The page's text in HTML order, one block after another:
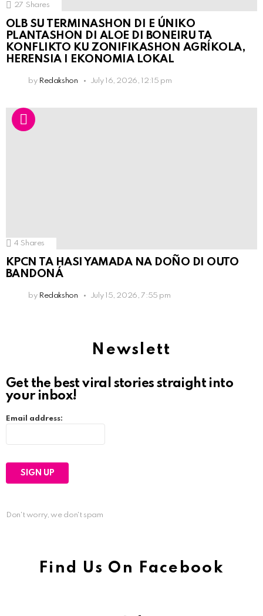
27 Shares
OLB SU TERMINASHON DI E ÚNIKO
PLANTASHON DI ALOE DI BONEIRU TA
KONFLIKTO KU ZONIFIKASHON AGRÍKOLA,
HERENSIA I EKONOMIA LOKAL
by Redakshon July 16, 2026, 12:15 pm
4 Shares
KPCN TA HASI YAMADA NA DOÑO DI OUTO
BANDONÁ
by Redakshon July 15, 2026, 7:55 pm
Newslett
Get the best viral stories straight into
your inbox!
Email address:
Don't worry, we don't spam
Find Us On Facebook